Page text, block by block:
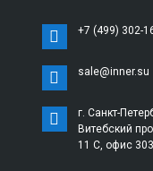
+7 (499) 302-
sale@inner.su
г. Санкт-
Витебский
11 С, офис